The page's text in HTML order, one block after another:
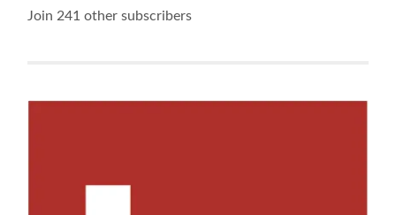
Join 241 other subscribers